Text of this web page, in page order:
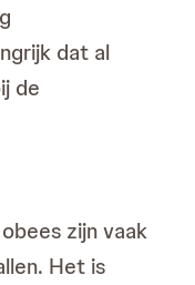
dat al
de
zijn vaak
Het is